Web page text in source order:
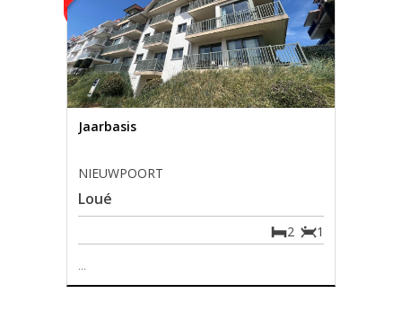
Jaarbasis
NIEUWPOORT
Loué
1
2
...